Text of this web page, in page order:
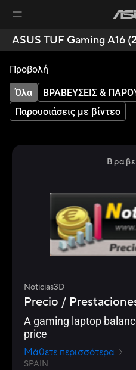
ASUS TUF Gaming A16
Προβολή
Όλα
ΒΡΑΒΕΥΣΕΙΣ &
Παρουσιάσεις με βίντεο
Noticias3D
Precio /
A gaming laptop
price
Μάθετε περισσότερα
SPAIN